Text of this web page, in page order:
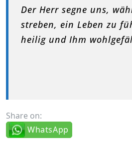
Der Herr segne uns,
streben, ein Leben zu
heilig und Ihm
Share on:
WhatsApp